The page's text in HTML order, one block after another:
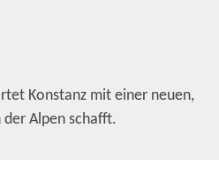
Konstanz mit einer neuen,
der Alpen schafft.